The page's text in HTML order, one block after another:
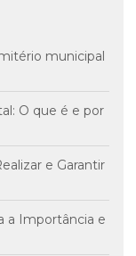
municipal
O que é e por
e Garantir
a Importância e